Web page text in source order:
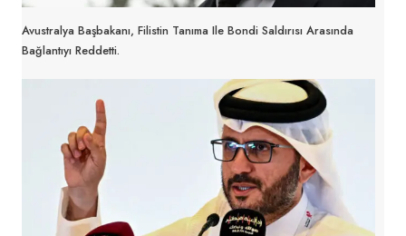
Avustralya Başbakanı, Filistin Tanıma Ile Bondi Saldırısı Arasında
Bağlantıyı Reddetti.